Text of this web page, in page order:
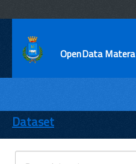
OpenData Matera
ENTI
TEMI
INFORMAZIONI
Dataset